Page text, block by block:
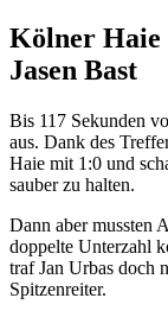
Kölner Haie
Jasen Bast
Bis 117 Sekunden
aus. Dank des
Haie mit 1:0 und
sauber zu halten.
Dann aber mussten
doppelte Unterzahl
traf Jan Urbas doch
Spitzenreiter.